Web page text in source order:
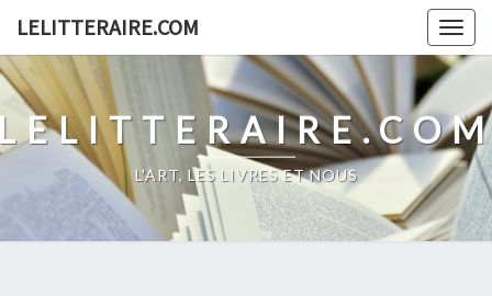
content
LELITTERAIRE.COM
L'ART, LES LIVRES ET NOUS